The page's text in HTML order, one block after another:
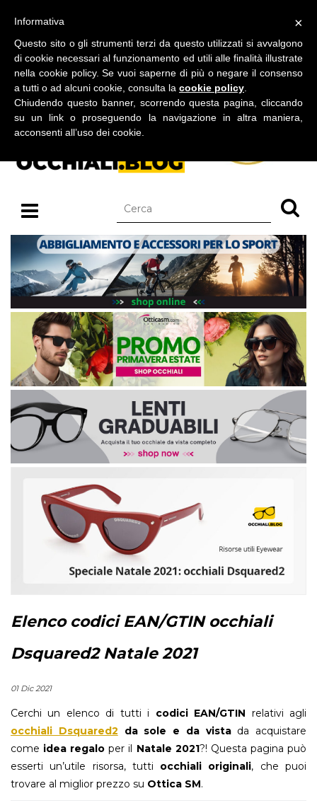
BLOG SU OCCHIALI DA SOLE E OCCHIALI DA VISTA
Elenco codici EAN/GTIN occhiali
Dsquared2 Natale 2021
01 Dic 2021
Cerchi un elenco di tutti i codici EAN/GTIN relativi agli
occhiali Dsquared2 da sole e da vistada acquistare
come idea regalo per il Natale 2021?! Questa pagina può
esserti un’utile risorsa, tutti occhiali originali, che puoi
trovare al miglior prezzo su Ottica SM.
×
Informativa
Questo sito o gli strumenti terzi da questo utilizzati si avvalgono
di cookie necessari al funzionamento ed utili alle finalità illustrate
nella cookie policy. Se vuoi saperne di più o negare il consenso
a tutti o ad alcuni cookie, consulta la cookie policy
Chiudendo questo banner, scorrendo questa pagina, cliccando
su un link o proseguendo la navigazione in altra maniera,
acconsenti all’uso dei cookie.